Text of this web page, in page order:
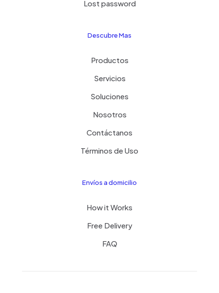
Lost password
Descubre Mas
Productos
Servicios
Soluciones
Nosotros
Contáctanos
Términos de Uso
Envíos a domicilio
How it Works
Free Delivery
FAQ